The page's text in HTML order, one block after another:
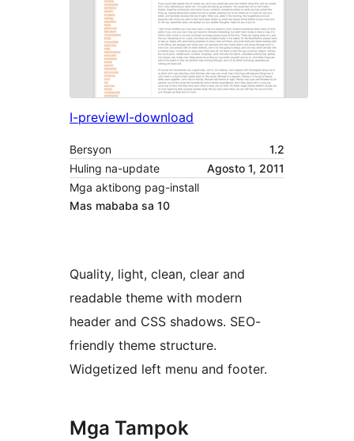
I-previewI-download
Bersyon
1.2
Huling na-update
Agosto 1, 2011
Mga aktibong pag-install
Mas mababa sa 10
Quality, light, clean, clear and
readable theme with modern
header and CSS shadows. SEO-
friendly theme structure.
Widgetized left menu and footer.
Mga Tampok